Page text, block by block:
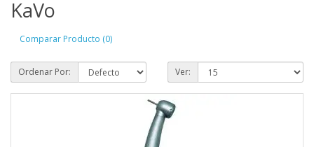
KaVo
Comparar Producto (0)
Ordenar Por: Ver: